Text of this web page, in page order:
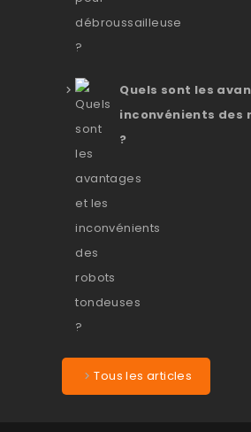
Quels sont les
inconvénients des
?
Tous les articles